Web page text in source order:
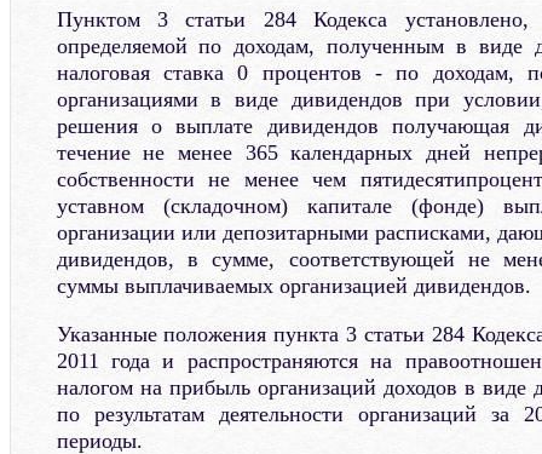
Пунктом 3 статьи 284 Кодекса
определяемой по доходам, полученным в виде
налоговая ставка 0 процентов - по доходам,
организациями в виде дивидендов при
решения о выплате дивидендов получающая
течение не менее 365 календарных дней
собственности не менее чем
уставном (складочном) капитале (фонде)
организации или депозитарными расписками,
дивидендов, в сумме, соответствующей не
суммы выплачиваемых организацией дивидендов.
Указанные положения пункта 3 статьи 284
2011 года и распространяются на
налогом на прибыль организаций доходов в виде
по результатам деятельности организаций
периоды.